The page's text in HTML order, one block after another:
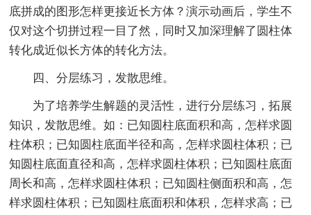
底拼成的图形怎样更接近长方体？演示动画后，学生不
仅对这个切拼过程一目了然，同时又加深理解了圆柱体
转化成近似长方体的转化方法。
四、分层练习，发散思维。
为了培养学生解题的灵活性，进行分层练习，拓展
知识，发散思维。如：已知圆柱底面积和高，怎样求圆
柱体积；已知圆柱底面半径和高，怎样求圆柱体积；已
知圆柱底面直径和高，怎样求圆柱体积；已知圆柱底面
周长和高，怎样求圆柱体积；已知圆柱侧面积和高，怎
样求圆柱体积；已知圆柱底面积和体积，怎样求高；已